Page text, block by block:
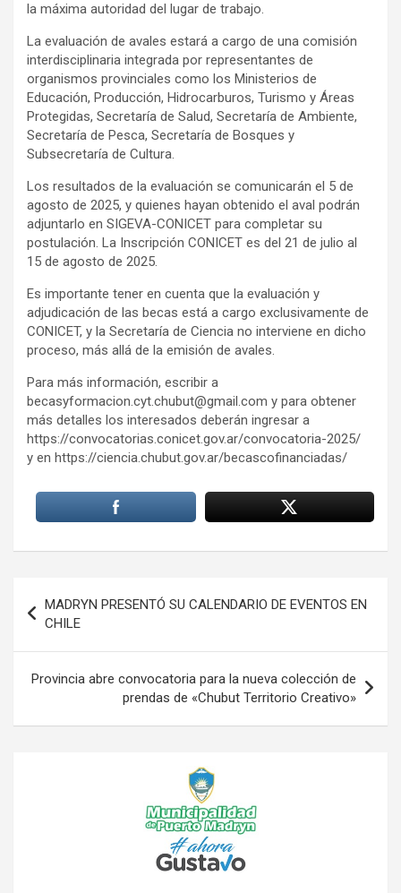
la máxima autoridad del lugar de trabajo.
La evaluación de avales estará a cargo de una comisión
interdisciplinaria integrada por representantes de
organismos provinciales como los Ministerios de
Educación, Producción, Hidrocarburos, Turismo y Áreas
Protegidas, Secretaría de Salud, Secretaría de Ambiente,
Secretaría de Pesca, Secretaría de Bosques y
Subsecretaría de Cultura.
Los resultados de la evaluación se comunicarán el 5 de
agosto de 2025, y quienes hayan obtenido el aval podrán
adjuntarlo en SIGEVA-CONICET para completar su
postulación. La Inscripción CONICET es del 21 de julio al
15 de agosto de 2025.
Es importante tener en cuenta que la evaluación y
adjudicación de las becas está a cargo exclusivamente de
CONICET, y la Secretaría de Ciencia no interviene en dicho
proceso, más allá de la emisión de avales.
Para más información, escribir a
becasyformacion.cyt.chubut@gmail.com y para obtener
más detalles los interesados deberán ingresar a
https://convocatorias.conicet.gov.ar/convocatoria-2025/
y en https://ciencia.chubut.gov.ar/becascofinanciadas/
de
entradas
MADRYN PRESENTÓ SU CALENDARIO DE EVENTOS EN
CHILE
Provincia abre convocatoria para la nueva colección de
prendas de «Chubut Territorio Creativo»